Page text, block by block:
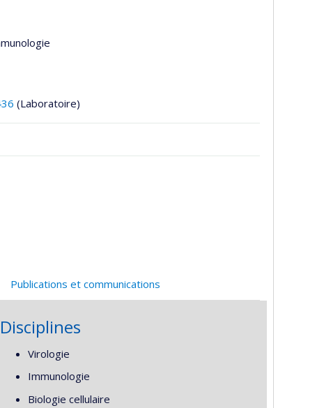
(Laboratoire)
Publications et communications
Disciplines
Virologie
Immunologie
Biologie cellulaire